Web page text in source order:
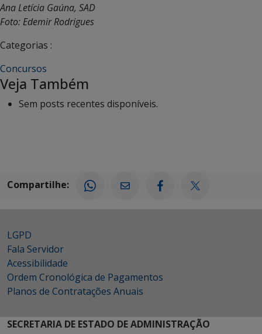
Ana Letícia Gaúna, SAD
Foto: Edemir Rodrigues
Categorias :
Concursos
Veja Também
Sem posts recentes disponíveis.
Compartilhe:
LGPD
Fala Servidor
Acessibilidade
Ordem Cronológica de Pagamentos
Planos de Contratações Anuais
SECRETARIA DE ESTADO DE ADMINISTRAÇÃO